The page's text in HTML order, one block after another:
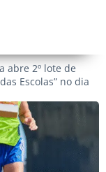
abre 2º lote de
Escolas” no dia